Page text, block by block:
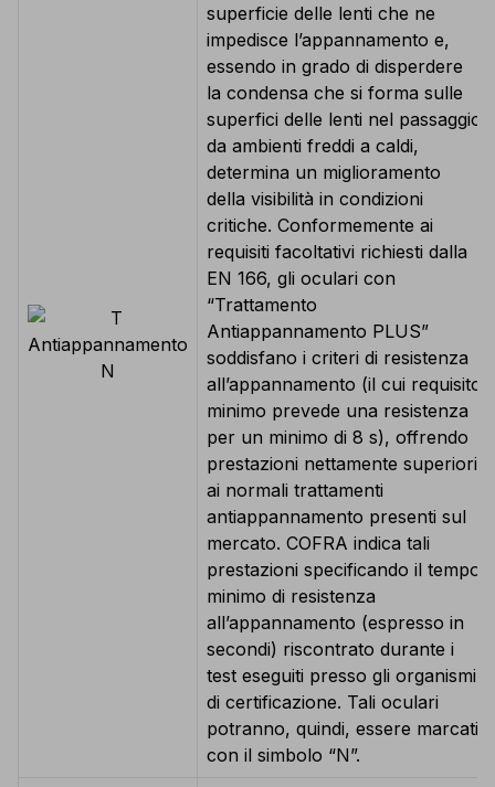
superficie delle lenti che ne
impedisce l’appannamento e,
essendo in grado di disperdere
la condensa che si forma sulle
superfici delle lenti nel passaggio
da ambienti freddi a caldi,
determina un miglioramento
della visibilità in condizioni
critiche. Conformemente ai
requisiti facoltativi richiesti dalla
EN 166, gli oculari con
“Trattamento
Antiappannamento PLUS”
soddisfano i criteri di resistenza
all’appannamento (il cui requisito
minimo prevede una resistenza
per un minimo di 8 s), offrendo
prestazioni nettamente superiori
ai normali trattamenti
antiappannamento presenti sul
mercato. COFRA indica tali
prestazioni specificando il tempo
minimo di resistenza
all’appannamento (espresso in
secondi) riscontrato durante i
test eseguiti presso gli organismi
di certificazione. Tali oculari
potranno, quindi, essere marcati
con il simbolo “N”.